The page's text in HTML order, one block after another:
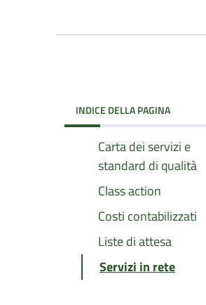
INDICE DELLA PAGINA
Carta dei servizi e
standard di qualità
Class action
Costi contabilizzati
Liste di attesa
Servizi in rete